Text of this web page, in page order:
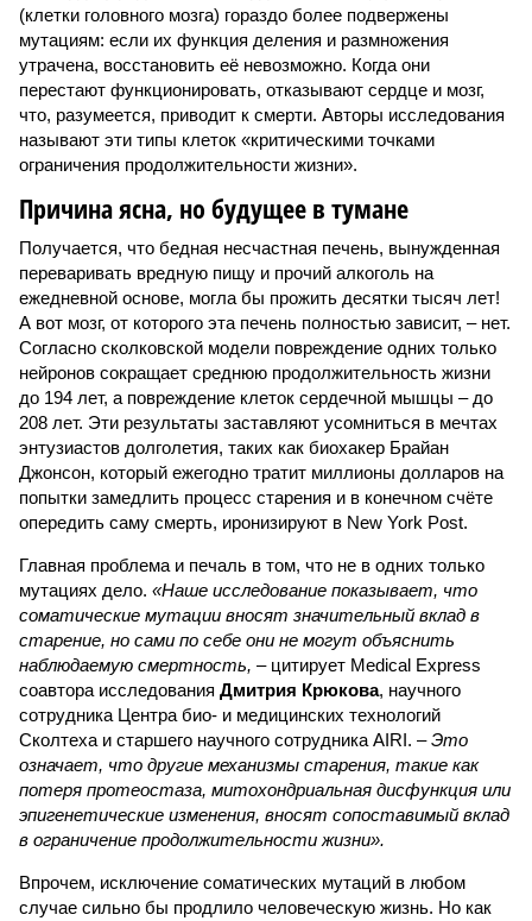
(клетки головного мозга) гораздо более подвержены
мутациям: если их функция деления и размножения
утрачена, восстановить её невозможно. Когда они
перестают функционировать, отказывают сердце и мозг,
что, разумеется, приводит к смерти. Авторы исследования
называют эти типы клеток «критическими точками
ограничения продолжительности жизни».
Причина ясна, но будущее в тумане
Получается, что бедная несчастная печень, вынужденная
переваривать вредную пищу и прочий алкоголь на
ежедневной основе, могла бы прожить десятки тысяч лет!
А вот мозг, от которого эта печень полностью зависит, – нет.
Согласно сколковской модели повреждение одних только
нейронов сокращает среднюю продолжительность жизни
до 194 лет, а повреждение клеток сердечной мышцы – до
208 лет. Эти результаты заставляют усомниться в мечтах
энтузиастов долголетия, таких как биохакер Брайан
Джонсон, который ежегодно тратит миллионы долларов на
попытки замедлить процесс старения и в конечном счёте
опередить саму смерть, иронизируют в New York Post.
Главная проблема и печаль в том, что не в одних только
мутациях дело. «Наше исследование показывает, что
соматические мутации вносят значительный вклад в
старение, но сами по себе они не могут объяснить
наблюдаемую смертность, –цитирует Medical Express
соавтора исследования Дмитрия Крюкова, научного
сотрудника Центра био- и медицинских технологий
Сколтеха и старшего научного сотрудника AIRI. –Это
означает, что другие механизмы старения, такие как
потеря протеостаза, митохондриальная дисфункция или
эпигенетические изменения, вносят сопоставимый вклад
в ограничение продолжительности жизни».
Впрочем, исключение соматических мутаций в любом
случае сильно бы продлило человеческую жизнь. Но как